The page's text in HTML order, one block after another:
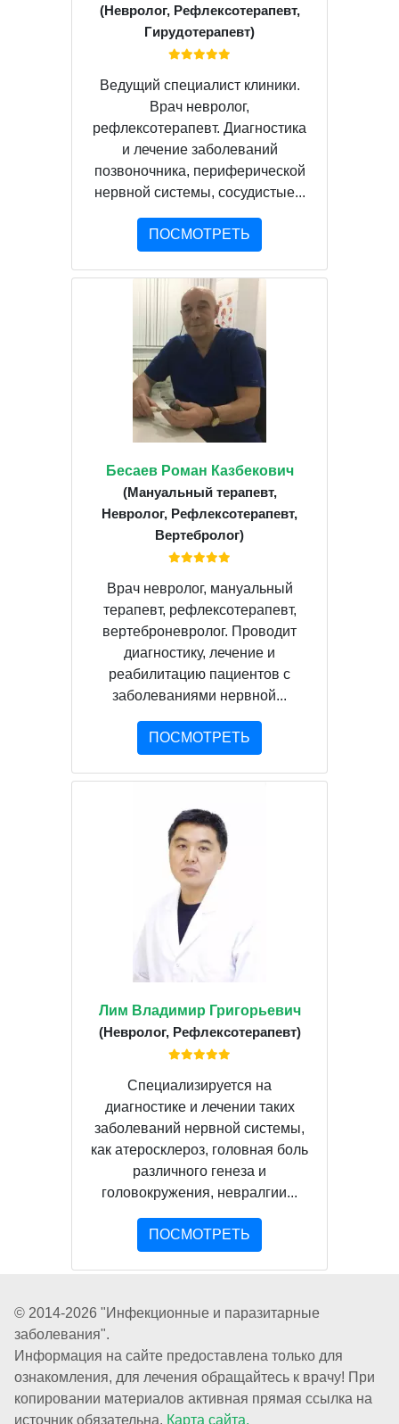
(Невролог, Рефлексотерапевт,
Гирудотерапевт)
Ведущий специалист клиники.
Врач невролог,
рефлексотерапевт. Диагностика
и лечение заболеваний
позвоночника, периферической
нервной системы, сосудистые...
ПОСМОТРЕТЬ
Бесаев Роман Казбекович
(Мануальный терапевт,
Невролог, Рефлексотерапевт,
Вертебролог)
Врач невролог, мануальный
терапевт, рефлексотерапевт,
вертеброневролог. Проводит
диагностику, лечение и
реабилитацию пациентов с
заболеваниями нервной...
ПОСМОТРЕТЬ
Лим Владимир Григорьевич
(Невролог, Рефлексотерапевт)
Специализируется на
диагностике и лечении таких
заболеваний нервной системы,
как атеросклероз, головная боль
различного генеза и
головокружения, невралгии...
ПОСМОТРЕТЬ
© 2014-2026 "Инфекционные и паразитарные
заболевания".
Информация на сайте предоставлена только для
ознакомления, для лечения обращайтесь к врачу! При
копировании материалов активная прямая ссылка на
источник обязательна. Карта сайта.